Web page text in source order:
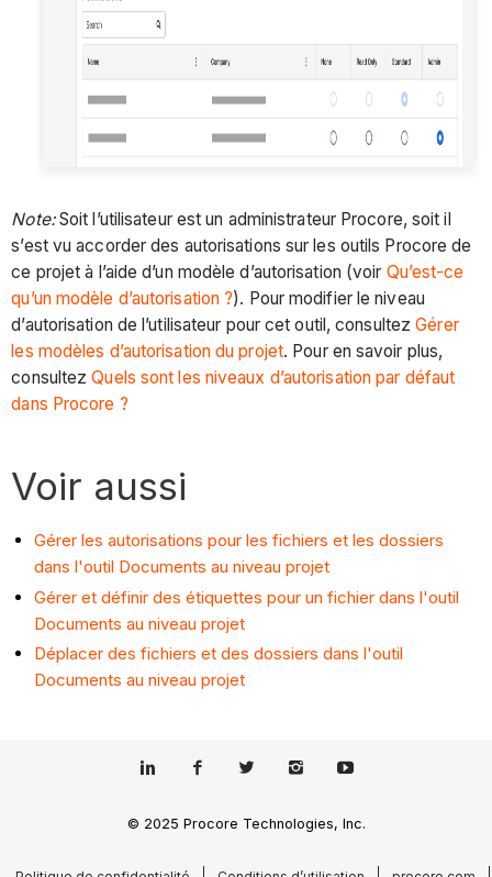
Note:Soit l’utilisateur est un administrateur Procore, soit il
s’est vu accorder des autorisations sur les outils Procore de
ce projet à l’aide d’un modèle d’autorisation (voir Qu’est-ce
qu’un modèle d’autorisation ?). Pour modifier le niveau
d’autorisation de l’utilisateur pour cet outil, consultezGérer
les modèles d’autorisation du projet. Pour en savoir plus,
consultezQuels sont les niveaux d’autorisation par défaut
dans Procore ?
Voir aussi
Gérer les autorisations pour les fichiers et les dossiers
dans l'outil Documents au niveau projet
Gérer et définir des étiquettes pour un fichier dans l'outil
Documents au niveau projet
Déplacer des fichiers et des dossiers dans l'outil
Documents au niveau projet
© 2025 Procore Technologies, Inc.